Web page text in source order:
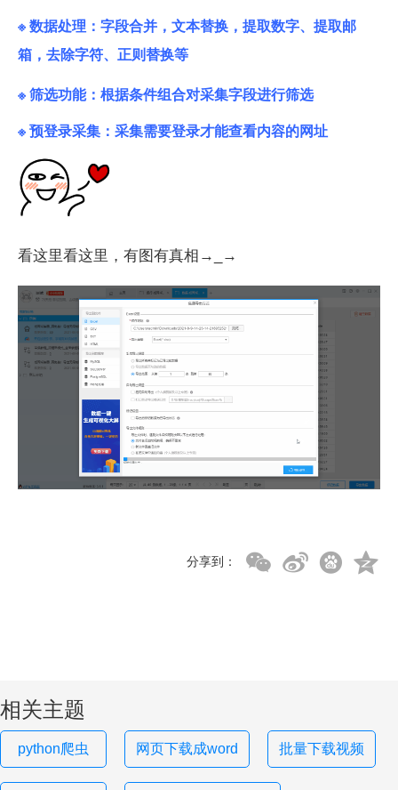
※ 数据处理：字段合并，文本替换，提取数字、提取邮
箱， 去除字符、正则替换等
※ 筛选功能：根据条件组合对采集字段进行筛选
※ 预登录采集：采集需要登录才能查看内容的网址
看这里看这里，有图有真相→_→
分享到：
相关主题
python爬虫 网页下载成word 批量下载视频